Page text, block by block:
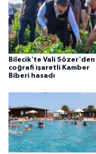
Bilecik'te Vali Sözer'den
coğrafi işaretli Kamber
Biberi hasadı